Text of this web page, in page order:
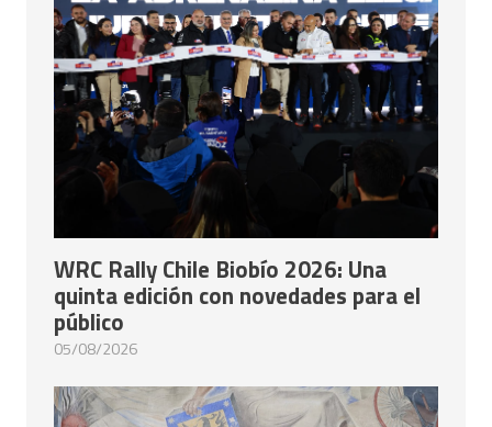
WRC Rally Chile Biobío 2026: Una
quinta edición con novedades para el
público
05/08/2026